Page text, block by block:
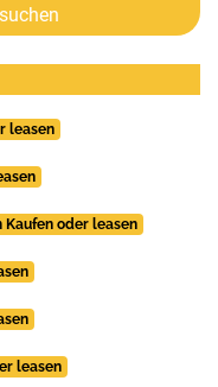
leasen
Kaufen oder leasen
leasen